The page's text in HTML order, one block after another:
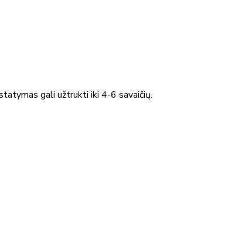
gali užtrukti iki 4-6 savaičių.